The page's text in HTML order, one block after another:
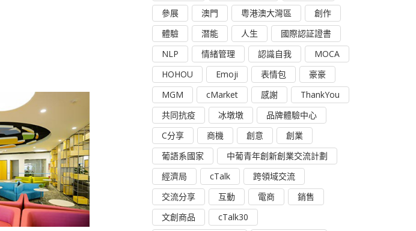
參展
澳門 粵港澳大灣區
創作
體驗
潛能 人生
國際認証證書
NLP
情緒管理 認識自我
MOCA
HOHOU
Emoji 表情包
豪豪
MGM
cMarket 感謝
ThankYou
共同抗疫
冰墩墩
品牌體驗中心
C分享
商機 創意
創業
葡語系國家
中葡青年創新創業交流計劃
經濟局
cTalk
跨領域交流
交流分享
互動 電商
銷售
文創商品
cTalk30